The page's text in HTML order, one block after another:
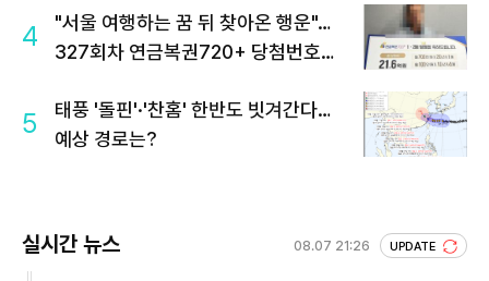
4
"서울 여행하는 꿈 뒤 찾아온 행운"…
327회차 연금복권720+ 당첨번호조
5
태풍 '돌핀'·'찬홈' 한반도 빗겨간다…
예상 경로는?
실시간 뉴스 08.07 21:26 UPDATE